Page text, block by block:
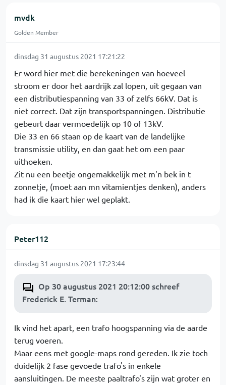
mvdk
Golden Member
dinsdag 31 augustus 2021 17:21:22
Er word hier met die berekeningen van hoeveel
stroom er door het aardrijk zal lopen, uit gegaan van
een distributiespanning van 33 of zelfs 66kV. Dat is
niet correct. Dat zijn transportspanningen. Distributie
gebeurt daar vermoedelijk op 10 of 13kV.
Die 33 en 66 staan op de kaart van de landelijke
transmissie utility, en dan gaat het om een paar
uithoeken.
Zit nu een beetje ongemakkelijk met m'n bek in t
zonnetje, (moet aan mn vitamientjes denken), anders
had ik die kaart hier wel geplakt.
Peter112
dinsdag 31 augustus 2021 17:23:44
Op 30 augustus 2021 20:12:00 schreef
Frederick E. Terman:
Ik vind het apart, een trafo hoogspanning via de aarde
terug voeren.
Maar eens met google-maps rond gereden. Ik zie toch
duidelijk 2 fase gevoede trafo's in enkele
aansluitingen. De meeste paaltrafo's zijn wat groter en